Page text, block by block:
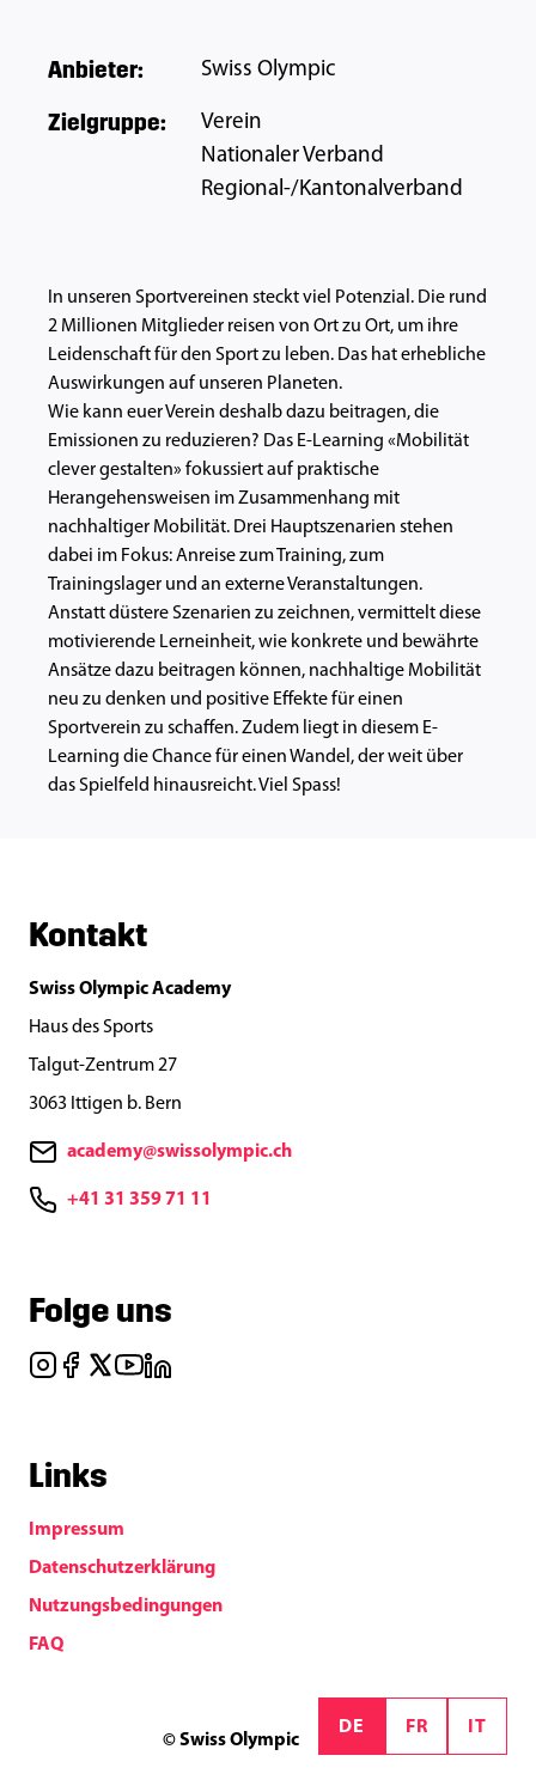
Anbieter: Swiss Olympic
Zielgruppe:
Verein
Nationaler Verband
Regional-/Kantonalverband
In unseren Sportvereinen steckt viel Potenzial. Die rund
2 Millionen Mitglieder reisen von Ort zu Ort, um ihre
Leidenschaft für den Sport zu leben. Das hat erhebliche
Auswirkungen auf unseren Planeten.
Wie kann euer Verein deshalb dazu beitragen, die
Emissionen zu reduzieren? Das E-Learning «Mobilität
clever gestalten» fokussiert auf praktische
Herangehensweisen im Zusammenhang mit
nachhaltiger Mobilität. Drei Hauptszenarien stehen
dabei im Fokus: Anreise zum Training, zum
Trainingslager und an externe Veranstaltungen.
Anstatt düstere Szenarien zu zeichnen, vermittelt diese
motivierende Lerneinheit, wie konkrete und bewährte
Ansätze dazu beitragen können, nachhaltige Mobilität
neu zu denken und positive Effekte für einen
Sportverein zu schaffen. Zudem liegt in diesem E-
Learning die Chance für einen Wandel, der weit über
das Spielfeld hinausreicht. Viel Spass!
Kontakt
Swiss Olympic Academy
Haus des Sports
Talgut-Zentrum 27
3063 Ittigen b. Bern
academy@swissolympic.ch
+41 31 359 71 11
Folge uns
Links
Impressum
Datenschutzerklärung
Nutzungsbedingungen
FAQ
© Swiss Olympic
DE FR IT